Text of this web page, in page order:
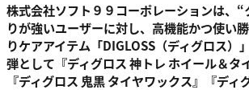
株式会社ソフト９９コーポレーションは、
りが強いユーザーに対し、高機能かつ使い
りケアアイテム「DIGLOSS（ディグロス）
弾として『ディグロス 神トレ ホイール＆タ
『ディグロス 鬼黒 タイヤワックス』『ディ